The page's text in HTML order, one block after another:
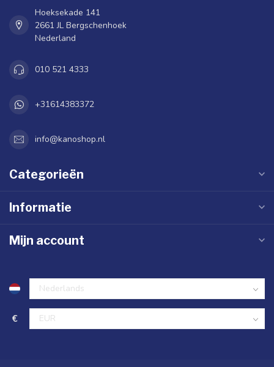
Hoeksekade 141
2661 JL Bergschenhoek
Nederland
010 521 4333
+31614383372
info@kanoshop.nl
Categorieën
Informatie
Mijn account
€